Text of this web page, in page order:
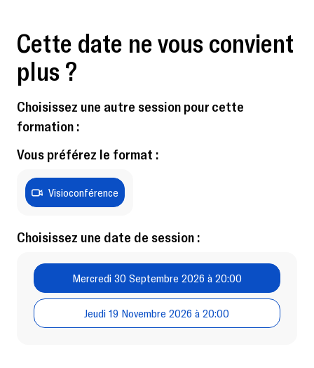
Cette date ne vous convient
plus ?
Choisissez une autre session pour cette
formation :
Vous préférez le format :
Visioconférence
Choisissez une date de session :
Mercredi 30 Septembre 2026 à 20:00
Jeudi 19 Novembre 2026 à 20:00